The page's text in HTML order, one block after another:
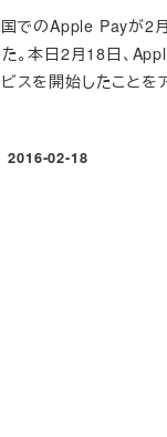
でのApple Payが2
。本日2月18日、
スを開始したことを
投稿日
2016-02-18